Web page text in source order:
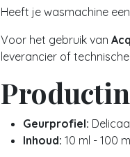
Heeft je wasmachine een
Voor het gebruik van
leverancier of
Geurprofiel:
Inhoud: 10 ml - 100